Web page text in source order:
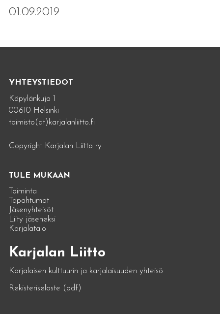
01.09.2019
YHTEYSTIEDOT
Käpylänkuja 1
00610 Helsinki
toimisto(at)karjalanliitto.fi
Copyright Karjalan Liitto ry
TULE MUKAAN
Toiminta
Tapahtumat
Jäsenyhteisöt
Liity jäseneksi
Karjalatalo
Karjalan Liitto
Karjalaisen kulttuurin ja karjalaisuuden yhteisö
Rekisteriseloste (pdf)